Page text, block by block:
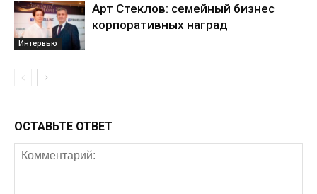
Интервью
Арт Стеклов: семейный бизнес
корпоративных наград
ОСТАВЬТЕ ОТВЕТ